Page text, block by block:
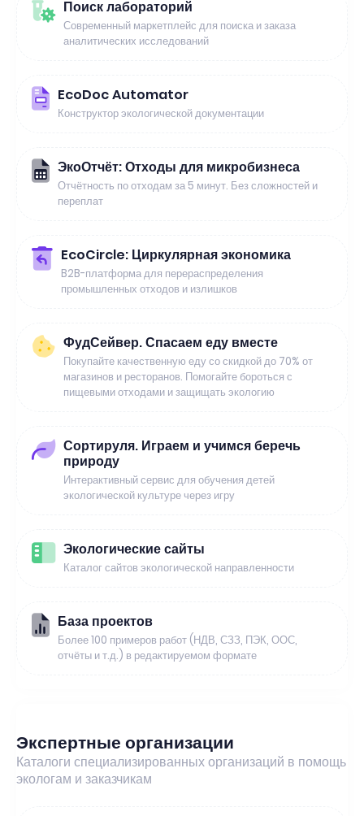
Поиск лабораторий
Современный маркетплейс для поиска и заказа
аналитических исследований
EcoDoc Automator
Конструктор экологической документации
ЭкоОтчёт: Отходы для микробизнеса
Отчётность по отходам за 5 минут. Без сложностей и
переплат
EcoCircle: Циркулярная экономика
B2B-платформа для перераспределения
промышленных отходов и излишков
ФудСейвер. Спасаем еду вместе
Покупайте качественную еду со скидкой до 70% от
магазинов и ресторанов. Помогайте бороться с
пищевыми отходами и защищать экологию
Сортируля. Играем и учимся беречь
природу
Интерактивный сервис для обучения детей
экологической культуре через игру
Экологические сайты
Каталог сайтов экологической направленности
База проектов
Более 100 примеров работ (НДВ, СЗЗ, ПЭК, ООС,
отчёты и т.д.) в редактируемом формате
Экспертные организации
Каталоги специализированных организаций в помощь
экологам и заказчикам